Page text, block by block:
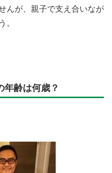
んが、親子で支え合いなが
。
年齢は何歳？